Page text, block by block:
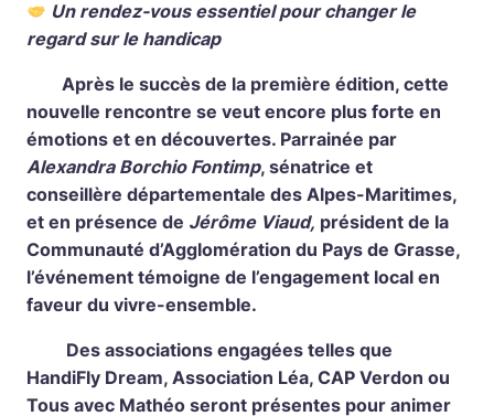
Un rendez-vous essentiel pour changer le
regard sur le handicap
Après le succès de la première édition, cette
nouvelle rencontre se veut encore plus forte en
émotions et en découvertes. Parrainée par
Alexandra Borchio Fontimp, sénatrice et
conseillère départementale des Alpes-Maritimes,
et en présence de Jérôme Viaud, président de la
Communauté d’Agglomération du Pays de Grasse,
l’événement témoigne de l’engagement local en
faveur du vivre-ensemble.
Des associations engagées telles que
HandiFly Dream, Association Léa, CAP Verdon ou
Tous avec Mathéo seront présentes pour animer